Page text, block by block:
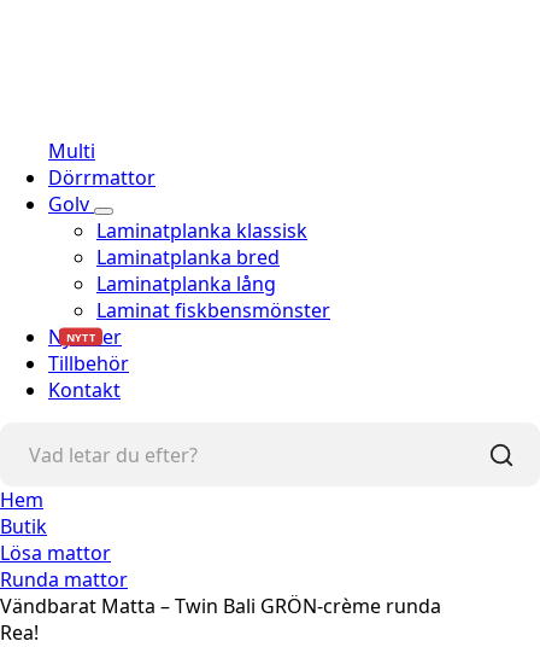
Multi
Dörrmattor
Golv
Laminatplanka klassisk
Laminatplanka bred
Laminatplanka lång
Laminat fiskbensmönster
Nyheter
NYTT
Tillbehör
Kontakt
Hem
Butik
Lösa mattor
Runda mattor
Vändbarat Matta – Twin Bali GRÖN-crème runda
Rea!